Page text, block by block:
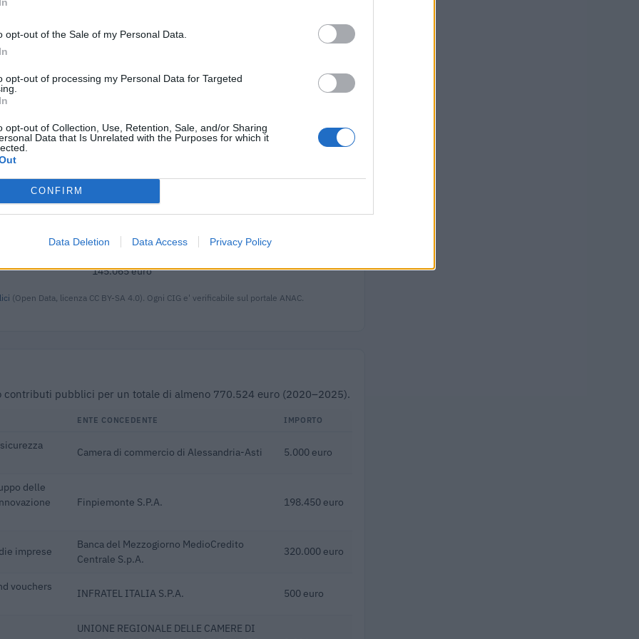
opt-out of the Sale of my Personal Data.
opt-out of processing my Personal Data for Targeted
opt-out of Collection, Use, Retention, Sale, and/or Sharing
Data that Is Unrelated with the Purposes for which it
CONFIRM
Data Deletion Data Access Privacy Policy
6.700 euro
12.800 euro
92.923 euro
373.794 euro
145.065 euro
(Open Data, licenza CC BY-SA 4.0). Ogni CIG e' verificabile sul portale ANAC.
pubblici per un totale di almeno 770.524 euro (2020–2025).
ENTE CONCEDENTE IMPORTO
Camera di commercio di Alessandria-Asti 5.000 euro
delle
Finpiemonte S.P.A. 198.450 euro
imprese
Banca del Mezzogiorno MedioCredito
Centrale S.p.A.
320.000 euro
vouchers
INFRATEL ITALIA S.P.A. 500 euro
UNIONE REGIONALE DELLE CAMERE DI